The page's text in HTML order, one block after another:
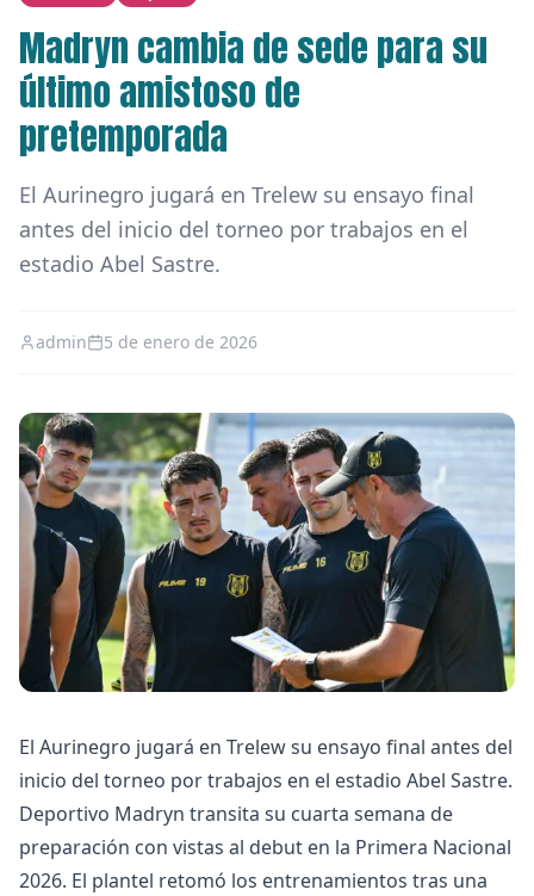
Madryn cambia de sede para su
último amistoso de
pretemporada
El Aurinegro jugará en Trelew su ensayo final
antes del inicio del torneo por trabajos en el
estadio Abel Sastre.
admin 5 de enero de 2026
El Aurinegro jugará en Trelew su ensayo final antes del
inicio del torneo por trabajos en el estadio Abel Sastre.
Deportivo Madryn transita su cuarta semana de
preparación con vistas al debut en la Primera Nacional
2026. El plantel retomó los entrenamientos tras una